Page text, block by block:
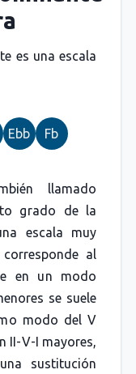
es una escala
Ebb Fb
llamado
grado de la
escala muy
al
en un modo
se suele
modo del V
II-V-I mayores,
sustitución